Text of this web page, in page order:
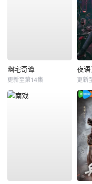
幽宅奇谭
更新至第14集
夜语
更新